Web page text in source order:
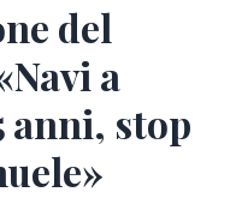
del
a
anni, stop